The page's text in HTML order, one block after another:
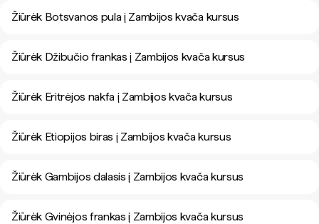
Žiūrėk Botsvanos pula į Zambijos kvača kursus
Žiūrėk Džibučio frankas į Zambijos kvača kursus
Žiūrėk Eritrėjos nakfa į Zambijos kvača kursus
Žiūrėk Etiopijos biras į Zambijos kvača kursus
Žiūrėk Gambijos dalasis į Zambijos kvača kursus
Žiūrėk Gvinėjos frankas į Zambijos kvača kursus